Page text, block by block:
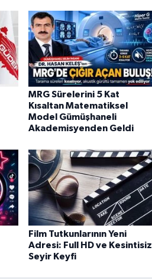
MRG Sürelerini 5 Kat
Kısaltan Matematiksel
Model Gümüşhaneli
Akademisyenden Geldi
Film Tutkunlarının Yeni
Adresi: Full HD ve Kesintisiz
Seyir Keyfi